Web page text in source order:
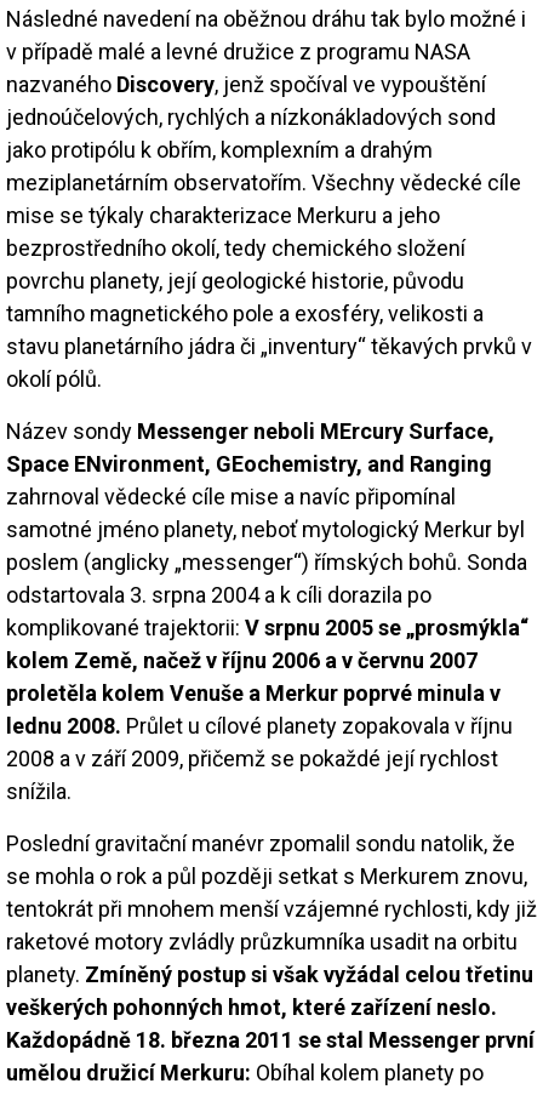
Následné navedení na oběžnou dráhu tak bylo možné i
v případě malé a levné družice z programu NASA
nazvaného Discovery, jenž spočíval ve vypouštění
jednoúčelových, rychlých a nízkonákladových sond
jako protipólu k obřím, komplexním a drahým
meziplanetárním observatořím. Všechny vědecké cíle
mise se týkaly charakterizace Merkuru a jeho
bezprostředního okolí, tedy chemického složení
povrchu planety, její geologické historie, původu
tamního magnetického pole a exosféry, velikosti a
stavu planetárního jádra či „inventury“ těkavých prvků v
okolí pólů.
Název sondy Messenger neboli MErcury Surface,
Space ENvironment, GEochemistry, and Ranging
zahrnoval vědecké cíle mise a navíc připomínal
samotné jméno planety, neboť mytologický Merkur byl
poslem (anglicky „messenger“) římských bohů. Sonda
odstartovala 3. srpna 2004 a k cíli dorazila po
komplikované trajektorii: V srpnu 2005 se „prosmýkla“
kolem Země, načež v říjnu 2006 a v červnu 2007
proletěla kolem Venuše a Merkur poprvé minula v
lednu 2008. Průlet u cílové planety zopakovala v říjnu
2008 a v září 2009, přičemž se pokaždé její rychlost
snížila.
Poslední gravitační manévr zpomalil sondu natolik, že
se mohla o rok a půl později setkat s Merkurem znovu,
tentokrát při mnohem menší vzájemné rychlosti, kdy již
raketové motory zvládly průzkumníka usadit na orbitu
planety. Zmíněný postup si však vyžádal celou třetinu
veškerých pohonných hmot, které zařízení neslo.
Každopádně 18. března 2011 se stal Messenger první
umělou družicí Merkuru: Obíhal kolem planety po